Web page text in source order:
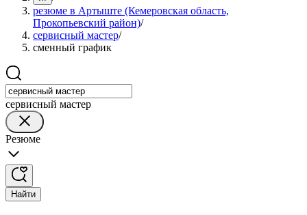
резюме в Артыште (Кемеровская область,
Прокопьевский район)/
сервисный мастер/
сменный график
сервисный мастер
Резюме
Найти